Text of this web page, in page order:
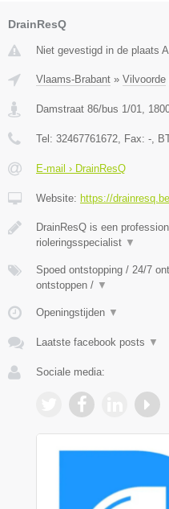
DrainResQ
Niet gevestigd in de plaats
Vlaams-Brabant » Vilvoorde
Damstraat 86/bus 1/01
Tel: 32467761672 , Fax: - ,
E-mail › DrainResQ
Website: https://
DrainResQ is een
rioleringsspecialist ▼
Spoed ontstopping / 24/7
ontstoppen / ▼
Openingstijden ▼
Laatste facebook posts ▼
Sociale media: